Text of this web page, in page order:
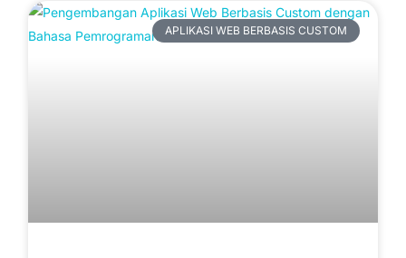
APLIKASI WEB BERBASIS CUSTOM